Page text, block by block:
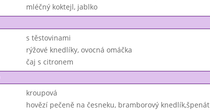
mléčný koktejl, jablko
s těstovinami
rýžové knedlíky, ovocná omáčka
čaj s citronem
kroupová
hovězí pečeně na česneku, bramborový knedlík,špenát